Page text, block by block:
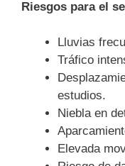
Riesgos para el
Lluvias
Tráfico
estudios.
Niebla en
Elevada